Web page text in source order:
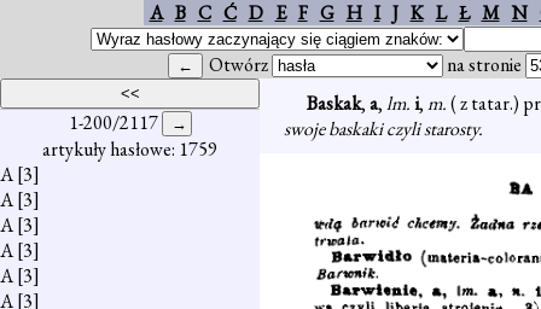
A B C Ć D E F G H I J K L Ł M N
Otwórz na stronie
1-200/2117
artykuły hasłowe: 1759
A[3]
A[3]
A[3]
A[3]
A[3]
A[3]
Baskak,a,lm.i,m.( z tatar.)
swoje baskaki czyli starosty.